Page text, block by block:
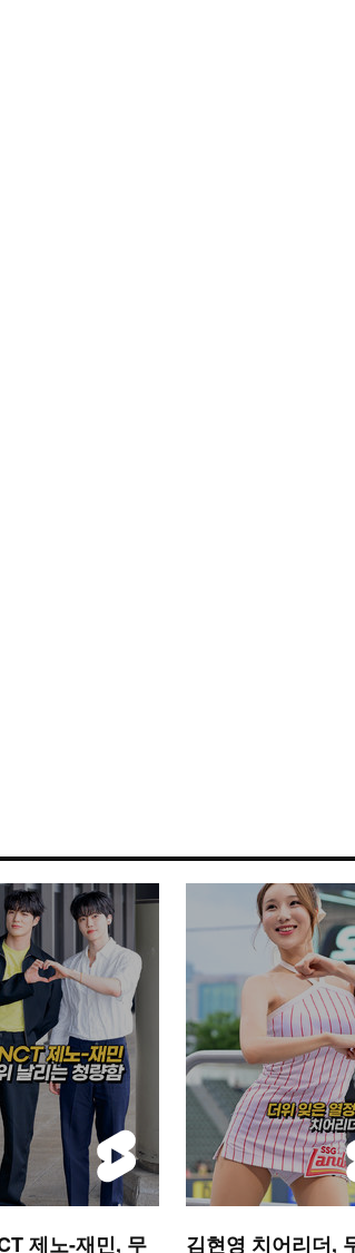
제노-재민, 무
김현영 치어리더,